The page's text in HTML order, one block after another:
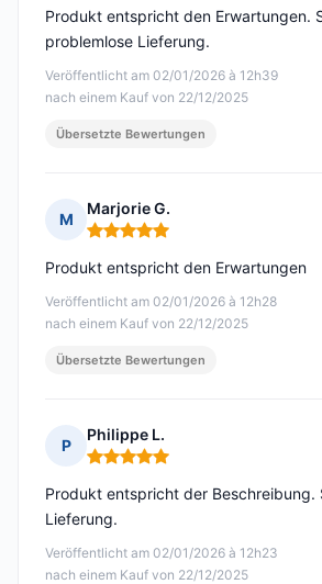
Veröffentlicht am 02/01/2026 à 12h39
nach einem Kauf von 22/12/2025
Produkt entspricht den Erwartungen.
problemlose Lieferung.
Übersetzte Bewertungen
M
Marjorie G.
Hinweis: 5 von 5
Veröffentlicht am 02/01/2026 à 12h28
nach einem Kauf von 22/12/2025
Produkt entspricht den Erwartungen
Übersetzte Bewertungen
P
Philippe L.
Hinweis: 5 von 5
Veröffentlicht am 02/01/2026 à 12h23
nach einem Kauf von 22/12/2025
Produkt entspricht der Beschreibung.
Lieferung.